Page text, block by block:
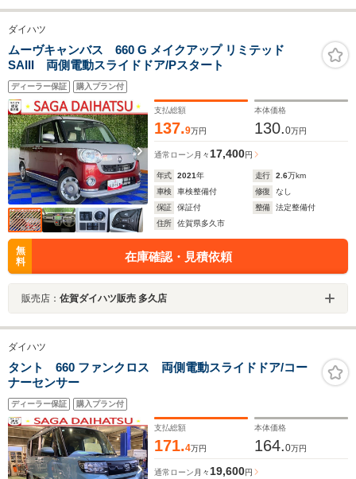
ダイハツ
ムーヴキャンバス 660 G メイクアップ リミテッド
SAIII 両側電動スライドドア/Pスタート
ディーラー保証 購入プラン付
支払総額
137.9万円
本体価格
130.0万円
通常ローン 月々 17,400円
年式 2021年 走行 2.6万km
車検
車検整備付 修復
なし
保証
保証付 整備
法定整備付
住所
佐賀県多久市
無
料
在庫確認・見積依頼
販売店： 佐賀ダイハツ販売 多久店
ダイハツ
タント 660 ファンクロス 両側電動スライドドア/コー
ナーセンサー
ディーラー保証 購入プラン付
支払総額
171.4万円
本体価格
164.0万円
通常ローン 月々19,600円